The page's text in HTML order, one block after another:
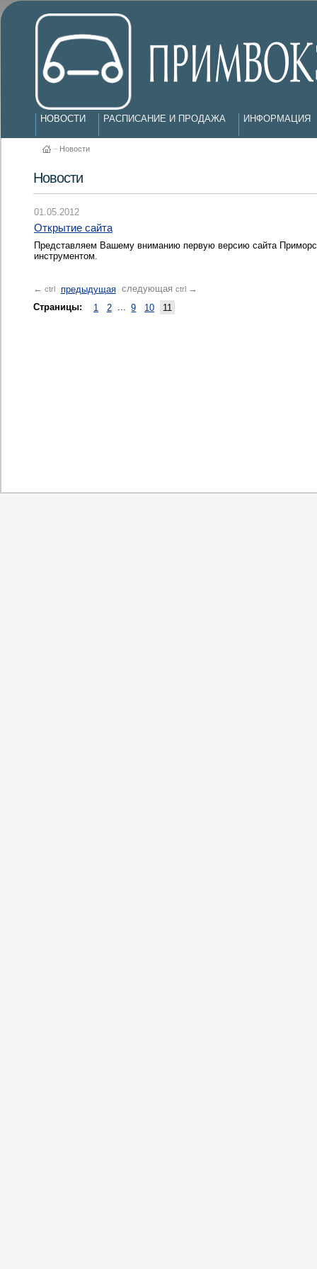
НОВОСТИ РАСПИСАНИЕ И ПРОДАЖА ИНФОРМАЦИЯ
– Новости
Новости
01.05.2012
Открытие сайта
Представляем Вашему вниманию первую версию сайта
инструментом.
← ctrl предыдущая следующая ctrl →
Страницы: 1 2 ... 9 10 11